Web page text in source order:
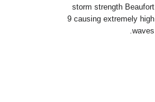
storm strength Beaufort
9 causing extremely high
waves.